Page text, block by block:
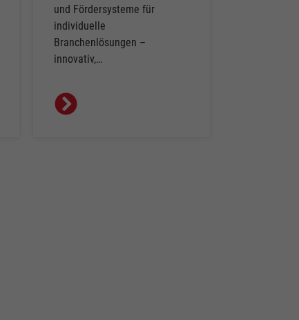
und Fördersysteme für
individuelle
Branchenlösungen –
innovativ,…